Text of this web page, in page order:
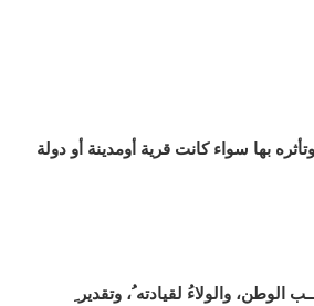
بها سواء كانت قرية أومدينة أو دولة
الوطن، والولاءُ لقيادته ُ، وتقدير